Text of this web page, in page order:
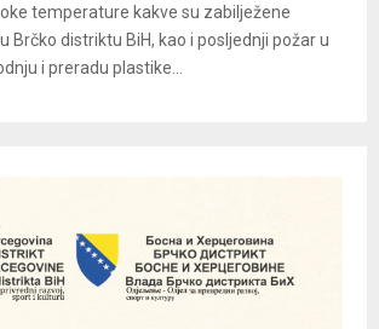
temperature kakve su zabilježene
Brčko distriktu BiH, kao i posljednji požar u
i preradu plastike...